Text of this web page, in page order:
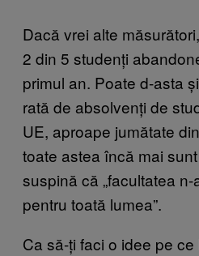
Dacă vrei alte
2 din 5 studenți
primul an. Poate d-asta
rată de absolvenți de
UE, aproape jumătate
toate astea încă mai
suspină că „facultatea
pentru toată lumea”.
Ca să-ți faci o idee pe